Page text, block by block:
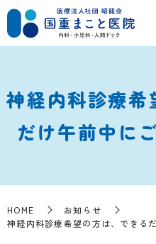
神経内科診療希
だけ午前中に
HOME
お知らせ
神経内科診療希望の方は、できる